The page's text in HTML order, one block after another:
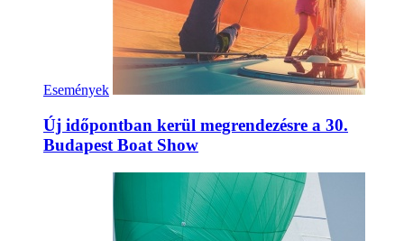
Események
Új időpontban kerül megrendezésre a 30.
Budapest Boat Show